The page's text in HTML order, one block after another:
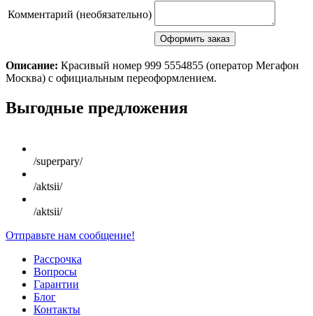
Комментарий (необязательно)
Описание: Красивый номер 999 5554855 (оператор Мегафон
Москва) с официальным переоформлением.
Scroll
Up
Выгодные предложения
/superpary/
/aktsii/
/aktsii/
Отправьте нам сообщение!
Рассрочка
Вопросы
Гарантии
Блог
Контакты